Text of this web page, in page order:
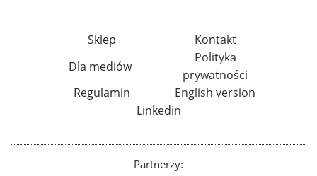
Sklep
Kontakt
Dla mediów
Polityka
prywatności
Regulamin
English version
Linkedin
Partnerzy: